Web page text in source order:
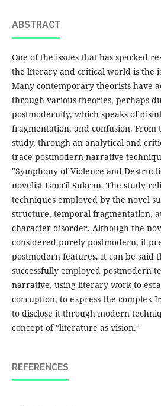
ABSTRACT
One of the issues that has sparked
the literary and critical world is the
Many contemporary theorists have
through various theories, perhaps
postmodernity, which speaks of
fragmentation, and confusion. From
study, through an analytical and
trace postmodern narrative
"Symphony of Violence and
novelist Isma'il Sukran. The study
techniques employed by the novel
structure, temporal fragmentation,
character disorder. Although the
considered purely postmodern, it
postmodern features. It can be said
successfully employed postmodern
narrative, using literary work to
corruption, to express the complex
to disclose it through modern
concept of "literature as vision."
REFERENCES